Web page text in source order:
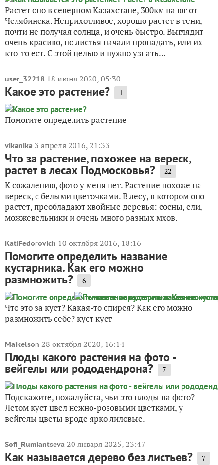
Растет оно в северном Казахстане, 300км на юг от
Челябинска. Неприхотливое, хорошо растет в тени,
почти не получая солнца, и очень быстро. Выглядит
очень красиво, но листья начали пропадать, или их
кто-то ест. С этой целью и нужно узнать...
user_32218 18 июня 2020, 05:30
Какое это растение? 1
Помогите определить растение
vikanika 3 апреля 2016, 21:33
Что за растение, похожее на вереск,
растет в лесах Подмосковья? 22
К сожалению, фото у меня нет. Растение похоже на
вереск, с белыми цветочками. В лесу, в котором оно
растет, преобладают хвойные деревья: сосны, ели,
можжевельники и очень много разных мхов.
KatiFedorovich 10 октября 2016, 18:16
Помогите определить название
кустарника. Как его можно
размножить? 6
Что это за куст? Какая-то спирея? Как его можно
размножить себе? куст куст
Maikelson 28 октября 2020, 16:14
Плоды какого растения на фото -
вейгелы или рододендрона? 7
Подскажите, пожалуйста, чьи это плоды на фото?
Летом куст цвел нежно-розовыми цветками, у
вейгелы цветы вроде ярко лиловые.
Sofi_Rumiantseva 20 января 2025, 23:47
Как называется дерево без листьев? 7